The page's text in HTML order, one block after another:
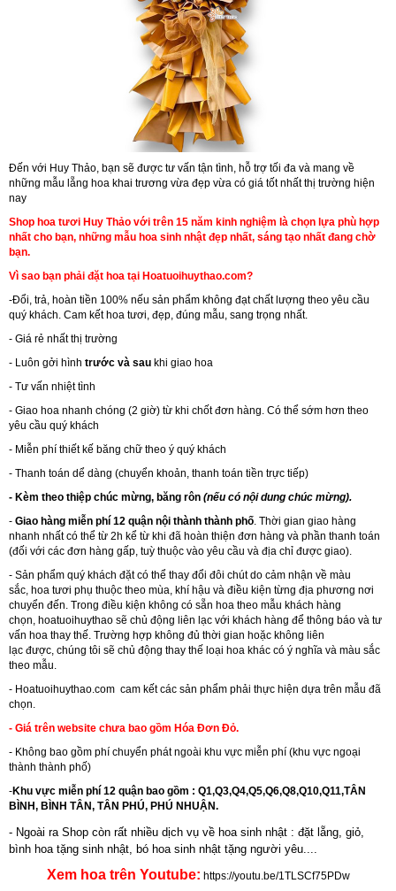
Đến với Huy Thảo, bạn sẽ được tư vấn tận tình, hỗ trợ tối đa và mang về
những mẫu lẵng hoa khai trương vừa đẹp vừa có giá tốt nhất thị trường hiện
nay
Shop hoa tươi Huy Thảo với trên 15 năm kinh nghiệm là chọn lựa phù hợp
nhất cho bạn, những mẫu hoa sinh nhật đẹp nhất, sáng tạo nhất đang chờ
bạn.
Vì sao bạn phải đặt hoa tại Hoatuoihuythao.com?
-Đổi, trả, hoàn tiền 100% nếu sản phẩm không đạt chất lượng theo yêu cầu
quý khách. Cam kết hoa tươi, đẹp, đúng mẫu, sang trọng nhất.
- Giá rẻ nhất thị trường
- Luôn gởi hình trước và sau khi giao hoa
- Tư vấn nhiệt tình
- Giao hoa nhanh chóng (2 giờ) từ khi chốt đơn hàng. Có thể sớm hơn theo
yêu cầu quý khách
- Miễn phí thiết kế băng chữ theo ý quý khách
- Thanh toán dể dàng (chuyển khoản, thanh toán tiền trực tiếp)
- Kèm theo thiệp chúc mừng, băng rôn (nếu có nội dung chúc mừng).
- Giao hàng miễn phí 12 quận nội thành thành phố. Thời gian giao hàng
nhanh nhất có thể từ 2h kể từ khi đã hoàn thiện đơn hàng và phần thanh toán
(đối với các đơn hàng gấp, tuỳ thuộc vào yêu cầu và địa chỉ được giao).
- Sản phẩm quý khách đặt có thể thay đổi đôi chút do cảm nhận về màu
sắc, hoa tươi phụ thuộc theo mùa, khí hậu và điều kiện từng địa phương nơi
chuyển đến. Trong điều kiện không có sẵn hoa theo mẫu khách hàng
chọn, hoatuoihuythao sẽ chủ động liên lạc với khách hàng để thông báo và tư
vấn hoa thay thế. Trường hợp không đủ thời gian hoặc không liên
lạc được, chúng tôi sẽ chủ động thay thế loại hoa khác có ý nghĩa và màu sắc
theo mẫu.
- Hoatuoihuythao.com cam kết các sản phẩm phải thực hiện dựa trên mẫu đã
chọn.
- Giá trên website chưa bao gồm Hóa Đơn Đỏ.
- Không bao gồm phí chuyển phát ngoài khu vực miễn phí (khu vực ngoại
thành thành phố)
-Khu vực miễn phí 12 quận bao gồm : Q1,Q3,Q4,Q5,Q6,Q8,Q10,Q11,TÂN
BÌNH, BÌNH TÂN, TÂN PHÚ, PHÚ NHUẬN.
- Ngoài ra Shop còn rất nhiều dịch vụ về hoa sinh nhật : đặt lẵng, giỏ,
bình hoa tặng sinh nhật, bó hoa sinh nhật tặng người yêu....
Xem hoa trên Youtube: https://youtu.be/1TLSCf75PDw